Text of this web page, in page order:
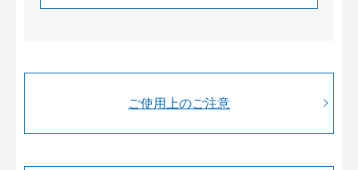
ご使用上のご注意